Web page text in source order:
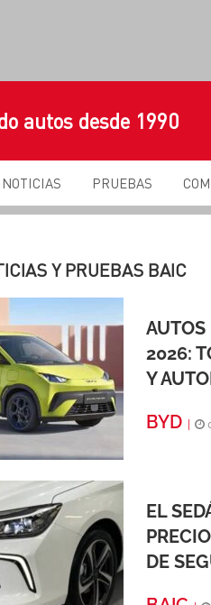
autos desde 1990
NOTICIAS PRUEBAS
Y PRUEBAS BAIC
AUTOS
2026:
Y
BYD
EL
DE